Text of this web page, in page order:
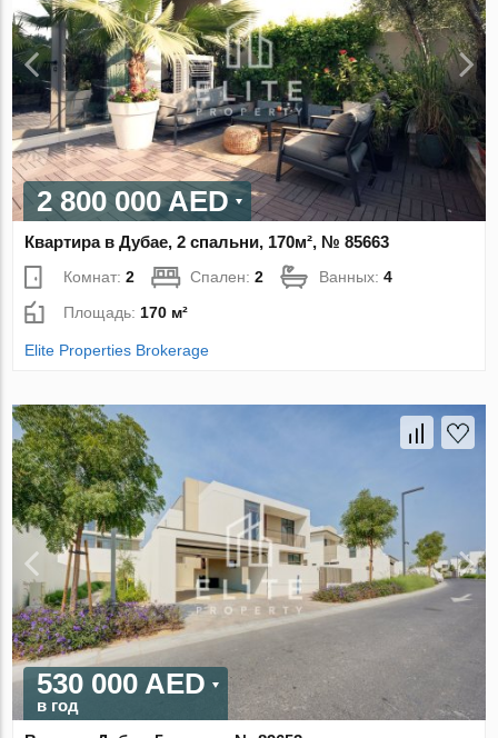
2 800 000 AED
Квартира в Дубае, 2 спальни, 170м², № 85663
Комнат:2 Спален:2 Ванных:4
Площадь: 170 м²
Elite Properties Brokerage
530 000 AED
в год